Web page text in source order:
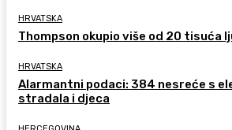
HRVATSKA
Thompson okupio više od 20 tisuća
HRVATSKA
Alarmantni podaci: 384 nesreće s
stradala i djeca